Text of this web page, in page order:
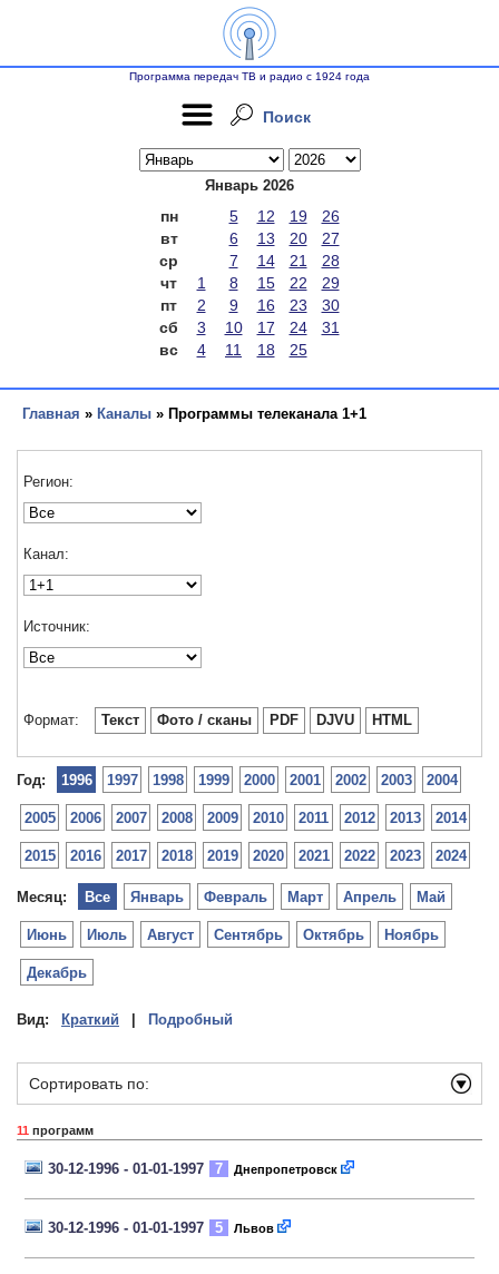
Программа передач ТВ и радио с 1924 года
Поиск
Январь 2026
пн 5 12 19
26
вт
6 13 20
27
ср
7 14 21
28
чт
1 8 15 22
29
пт
2 9 16 23
30
сб
3 10 17 24
31
вс
4 11 18 25
Главная » Каналы » Программы телеканала 1+1
Регион:
Канал:
Источник:
Формат: Текст Фото / сканы PDF DJVU HTML
Год: 1996 1997 1998 1999 2000 2001 2002 2003 2004
2005 2006 2007 2008 2009 2010 2011 2012 2013 2014
2015 2016 2017 2018 2019 2020 2021 2022 2023 2024
Месяц: Январь Февраль Март Апрель Май
Июнь Июль Август Сентябрь Октябрь Ноябрь
Декабрь
Все
Вид: Краткий Подробный
Сортировать по:
11 программ
30-12-1996 - 01-01-1997 7 Днепропетровск
30-12-1996 - 01-01-1997 5 Львов